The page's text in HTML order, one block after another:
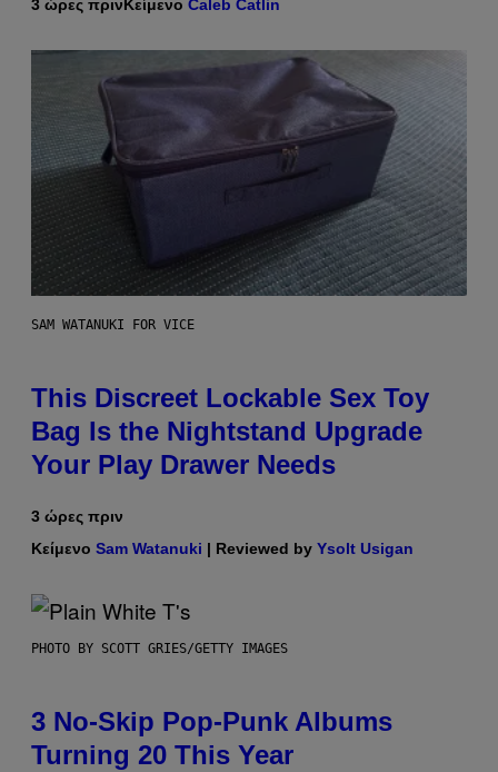
3 ώρες πριν Κείμενο Caleb Catlin
SAM WATANUKI FOR VICE
This Discreet Lockable Sex Toy
Bag Is the Nightstand Upgrade
Your Play Drawer Needs
3 ώρες πριν
Κείμενο Sam Watanuki | Reviewed by Ysolt Usigan
PHOTO BY SCOTT GRIES/GETTY IMAGES
3 No-Skip Pop-Punk Albums
Turning 20 This Year